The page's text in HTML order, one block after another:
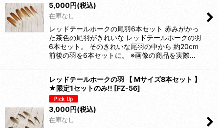
5,000円(税込)
在庫なし
レッドテールホークの尾羽6本セット 赤みがかっ
た茶色の尾羽がきれいな レッドテールホークの羽
6本セット。 そのきれいな尾羽の中から 約20cm
前後の羽を6本セットに。 ※画像の商品を実際…
レッドテールホークの羽 【 Mサイズ8本セット 】
★限定1セットのみ!! [FZ-56]
3,000円(税込)
在庫なし